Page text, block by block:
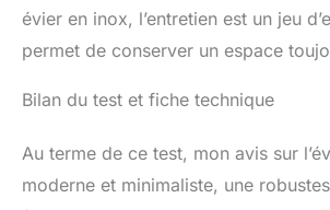
évier en inox, l’entretien est un jeu
permet de conserver un espace
Bilan du test et fiche technique
Au terme de ce test, mon avis sur
moderne et minimaliste, une